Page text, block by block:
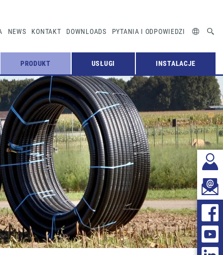
NEWS KONTAKT DOWNLOADS PYTANIA I ODPOWIEDZI
PRODUKT USŁUGI INSTALACJE